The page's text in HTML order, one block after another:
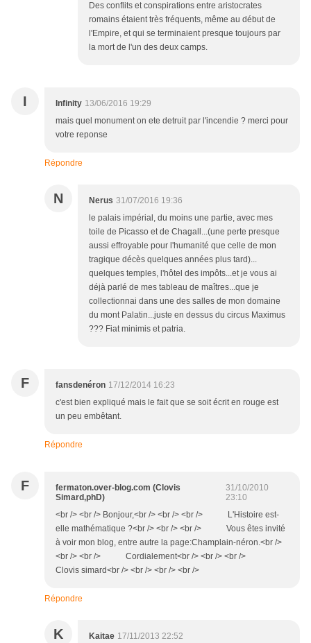
Des conflits et conspirations entre aristocrates
romains étaient très fréquents, même au début de
l'Empire, et qui se terminaient presque toujours par
la mort de l'un des deux camps.
I Infinity 13/06/2016 19:29
mais quel monument on ete detruit par l'incendie ? merci pour
votre reponse
Répondre
N Nerus 31/07/2016 19:36
le palais impérial, du moins une partie, avec mes
toile de Picasso et de Chagall...(une perte presque
aussi effroyable pour l'humanité que celle de mon
tragique décès quelques années plus tard)...
quelques temples, l'hôtel des impôts...et je vous ai
déjà parlé de mes tableau de maîtres...que je
collectionnai dans une des salles de mon domaine
du mont Palatin...juste en dessus du circus Maximus
??? Fiat minimis et patria.
F fansdenéron 17/12/2014 16:23
c'est bien expliqué mais le fait que se soit écrit en rouge est
un peu embêtant.
Répondre
F
fermaton.over-blog.com (Clovis
Simard,phD)
31/10/2010
23:10
<br /> <br /> Bonjour,<br /> <br /> <br /> L'Histoire est-
elle mathématique ?<br /> <br /> <br /> Vous êtes invité
à voir mon blog, entre autre la page:Champlain-néron.<br />
<br /> <br /> Cordialement<br /> <br /> <br />
Clovis simard<br /> <br /> <br /> <br />
Répondre
K Kaitae 17/11/2013 22:52